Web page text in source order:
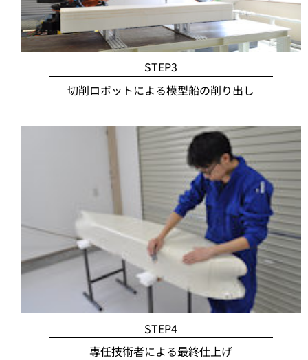
STEP3
切削ロボットによる模型船の削り出し
STEP4
専任技術者による最終仕上げ